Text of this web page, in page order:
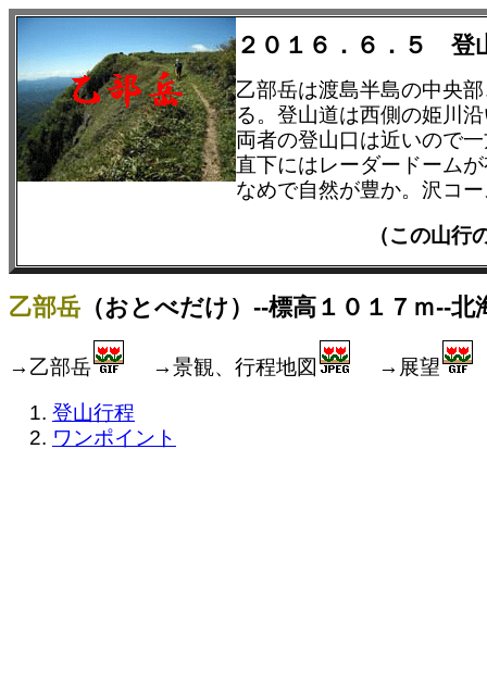
２０１６．６．５ 登
乙部岳は渡島半島の中央
る。登山道は西側の姫川
両者の登山口は近いので
直下にはレーダードーム
なめで自然が豊か。沢コ
（この山
乙部岳 （おとべだけ）--標高１０１７ｍ--北
→乙部岳 →景観、行程地図 →展望
登山行程
ワンポイント